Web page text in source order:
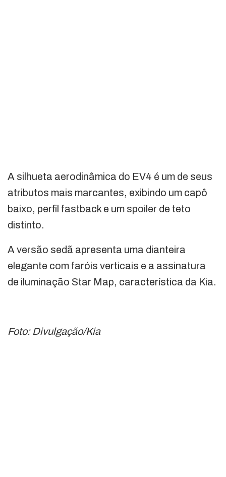
A silhueta aerodinâmica do EV4 é um de seus
atributos mais marcantes, exibindo um capô
baixo, perfil fastback e um spoiler de teto
distinto.
A versão sedã apresenta uma dianteira
elegante com faróis verticais e a assinatura
de iluminação Star Map, característica da Kia.
Foto: Divulgação/Kia